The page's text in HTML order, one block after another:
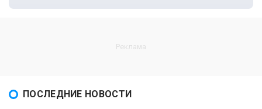
ПОСЛЕДНИЕ НОВОСТИ